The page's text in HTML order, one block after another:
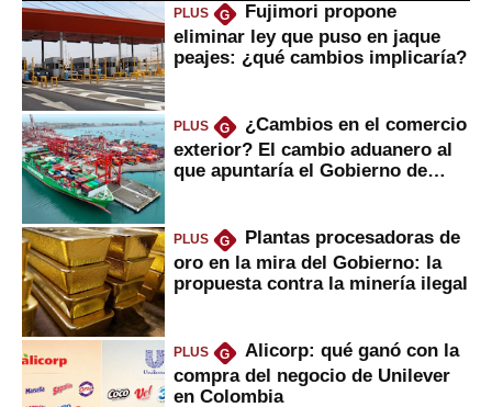
PLUS G
Fujimori propone
eliminar ley que puso en jaque
peajes: ¿qué cambios implicaría?
PLUS G
¿Cambios en el comercio
exterior? El cambio aduanero al
que apuntaría el Gobierno de
PLUS G
Plantas procesadoras de
oro en la mira del Gobierno: la
propuesta contra la minería ilegal
PLUS G
Alicorp: qué ganó con la
compra del negocio de Unilever
en Colombia